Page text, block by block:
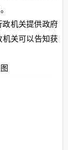
政机关提供政府
关可以告知获